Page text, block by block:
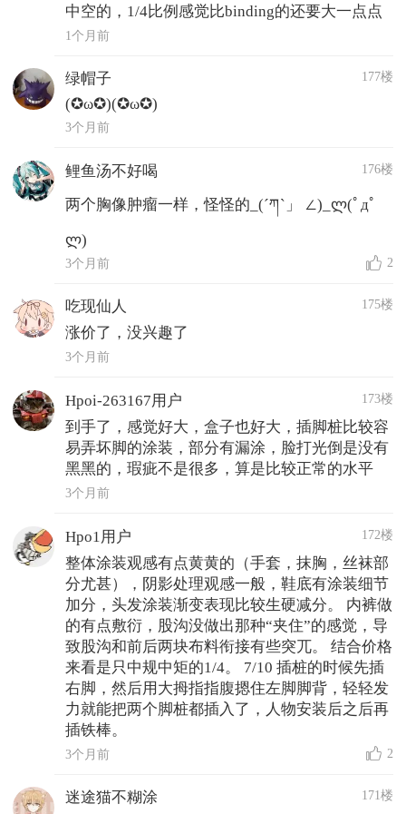
中空的，1/4比例感觉比binding的还要大一点点
1个月前
绿帽子 177楼
(✪ω✪)(✪ω✪)
3个月前
鲤鱼汤不好喝 176楼
两个胸像肿瘤一样，怪怪的_(´ཀ`」 ∠)_ლ(ﾟдﾟ
ლ)
3个月前 2
吃现仙人 175楼
涨价了，没兴趣了
3个月前
Hpoi-263167用户 173楼
到手了，感觉好大，盒子也好大，插脚桩比较容
易弄坏脚的涂装，部分有漏涂，脸打光倒是没有
黑黑的，瑕疵不是很多，算是比较正常的水平
3个月前
Hpo1用户 172楼
整体涂装观感有点黄黄的（手套，抹胸，丝袜部
分尤甚），阴影处理观感一般，鞋底有涂装细节
加分，头发涂装渐变表现比较生硬减分。 内裤做
的有点敷衍，股沟没做出那种“夹住”的感觉，导
致股沟和前后两块布料衔接有些突兀。 结合价格
来看是只中规中矩的1/4。 7/10 插桩的时候先插
右脚，然后用大拇指指腹摁住左脚脚背，轻轻发
力就能把两个脚桩都插入了，人物安装后之后再
插铁棒。
3个月前 2
迷途猫不糊涂 171楼